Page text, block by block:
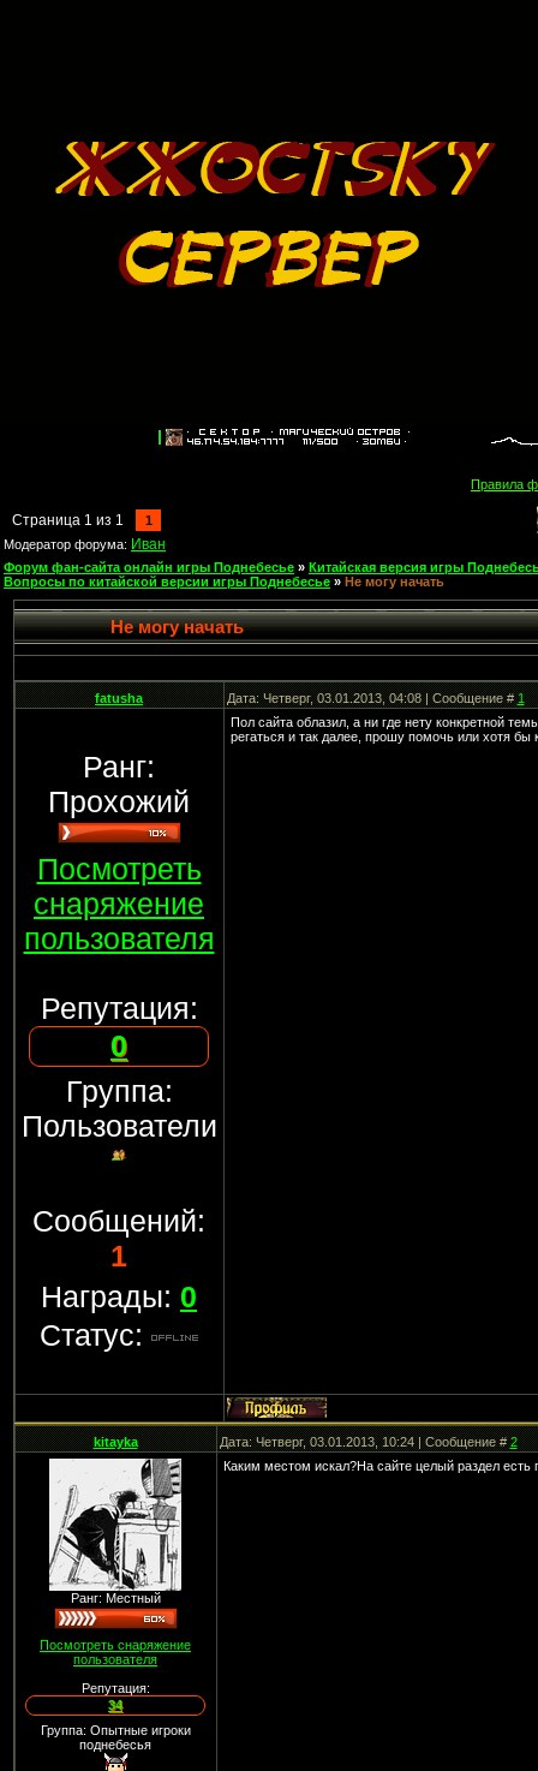
Правила
Страница 1 из 1
1
Модератор форума: Иван
Форум фан-сайта онлайн игры Поднебесье » Китайская версия игры
Вопросы по китайской версии игры Поднебесье » Не могу начать
Не могу начать
fatusha Дата: Четверг, 03.01.2013, 04:08 | Сообщение #1
Ранг:
Прохожий
Посмотреть
снаряжение
пользователя
Репутация:
0
Группа:
Пользователи
Сообщений:
1
Награды: 0
Статус:
Пол сайта облазил, а ни где нету конкретной
регаться и так далее, прошу помочь или хотя бы
kitayka Дата: Четверг, 03.01.2013, 10:24 | Сообщение #2
Ранг: Местный
Посмотреть снаряжение
пользователя
Репутация:
34
Группа: Опытные игроки
поднебесья
Каким местом искал?На сайте целый раздел есть